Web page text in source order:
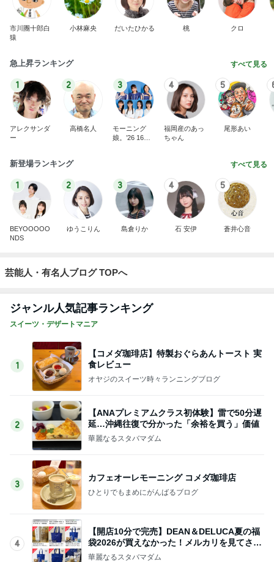
市川團十郎白
猿
小林麻央 だいたひかる 桃 クロ
急上昇ランキング すべて見る
1
アレクサンダ
ー
2
高橋名人
3
モーニング
娘。’26 16期1
4
福岡産のあっ
ちゃん
5
尾形あい
新登場ランキング すべて見る
1
BEYOOOOO
NDS
2
ゆうこりん
3
島倉りか
4
石 安伊
5
蒼井心音
芸能人・有名人ブログ TOPへ
ジャンル人気記事ランキング
スイーツ・デザートマニア
1
【コメダ珈琲店】特製おぐらあんトースト 実
食レビュー
オヤジのスイーツ時々ランニングブログ
2
【ANAプレミアムクラス初体験】雷で50分遅
延…沖縄往復で分かった「余裕を買う」価値
華麗なるスタバマダム
3
カフェオーレモーニング コメダ珈琲店
ひとりでもまめにがんばるブログ
4
【開店10分で完売】DEAN＆DELUCA夏の福
袋2026が買えなかった！メルカリを見てさら
にシ
華麗なるスタバマダム